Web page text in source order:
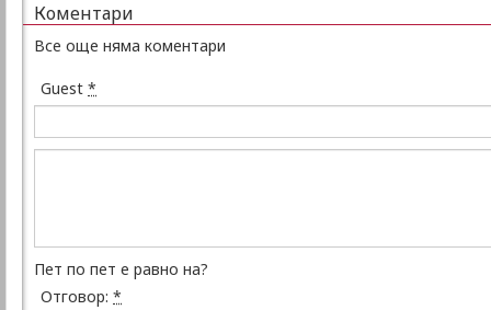
Коментари
Все още няма коментари
Guest *
Пет по пет е равно на?
Отговор: *